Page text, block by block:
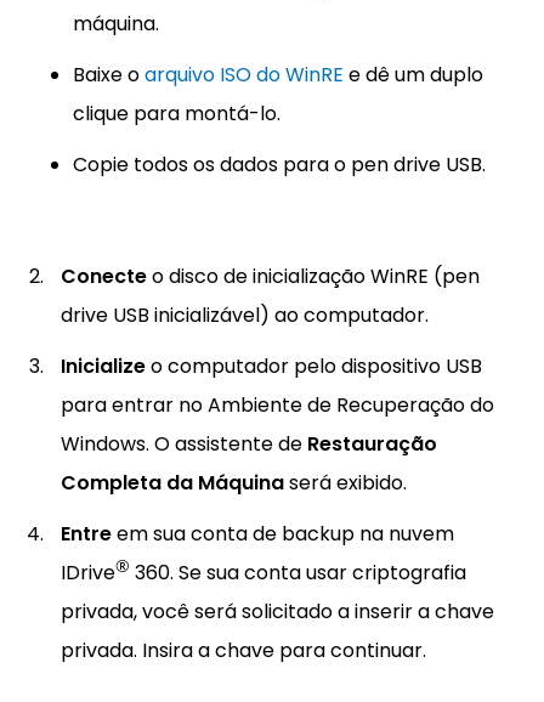
máquina.
Baixe oarquivo ISO do WinRE e dê um duplo
clique para montá-lo.
Copie todos os dados para o pen drive USB.
Conecteo disco de inicialização WinRE (pen
drive USB inicializável) ao computador.
Inicializeo computador pelo dispositivo USB
para entrar no Ambiente de Recuperação do
Windows. O assistente de Restauração
Completa da Máquinaserá exibido.
Entreem sua conta de backup na nuvem
IDrive® 360. Se sua conta usar criptografia
privada, você será solicitado a inserir a chave
privada. Insira a chave para continuar.